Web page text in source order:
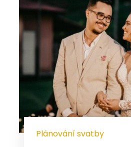
Plánování svatby